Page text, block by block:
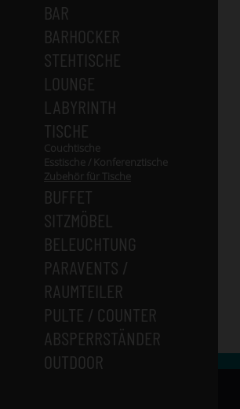
BAR
BARHOCKER
STEHTISCHE
LOUNGE
LABYRINTH
TISCHE
Couchtische
Esstische / Konferenztische
Zubehör für Tische
BUFFET
SITZMÖBEL
BELEUCHTUNG
PARAVENTS /
RAUMTEILER
PULTE / COUNTER
ABSPERRSTÄNDER
OUTDOOR